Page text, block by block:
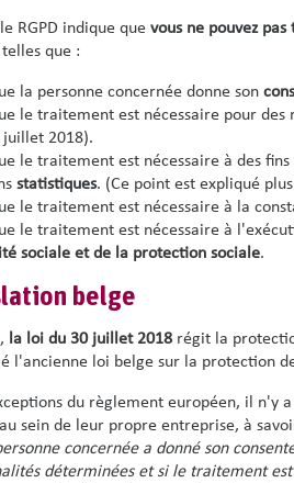
RGPD indique que vous ne pouvez
que :
la personne concernée donne son
le traitement est nécessaire pour des
juillet 2018).
le traitement est nécessaire à des fins
statistiques. (Ce point est expliqué
le traitement est nécessaire à la
le traitement est nécessaire à
sociale et de la protection sociale.
belge
la loi du 30 juillet 2018régit la
l'ancienne loi belge sur la protection
du règlement européen, il n'y
sein de leur propre entreprise, à
concernée a donné son
déterminées et si le traitement